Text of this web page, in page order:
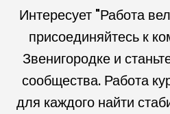
Интересует "Работа
присоединяйтесь к
Звенигородке и
сообщества. Работа
для каждого найти